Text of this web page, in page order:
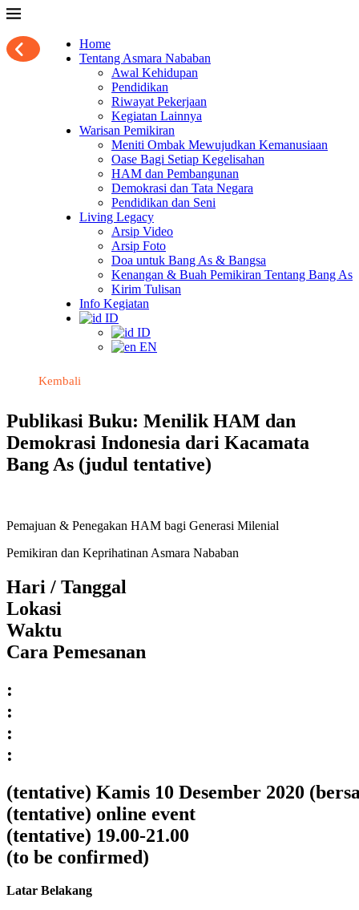
Home
Tentang Asmara Nababan
Awal Kehidupan
Pendidikan
Riwayat Pekerjaan
Kegiatan Lainnya
Warisan Pemikiran
Meniti Ombak Mewujudkan Kemanusiaan
Oase Bagi Setiap Kegelisahan
HAM dan Pembangunan
Demokrasi dan Tata Negara
Pendidikan dan Seni
Living Legacy
Arsip Video
Arsip Foto
Doa untuk Bang As & Bangsa
Kenangan & Buah Pemikiran Tentang Bang As
Kirim Tulisan
Info Kegiatan
ID
ID
EN
Kembali
Publikasi Buku: Menilik HAM dan
Demokrasi Indonesia dari Kacamata
Bang As (judul tentative)
Pemajuan & Penegakan HAM bagi Generasi Milenial
Pemikiran dan Keprihatinan Asmara Nababan
Hari / Tanggal
Lokasi
Waktu
Cara Pemesanan
:
:
:
:
(tentative) Kamis 10 Desember 2020
(tentative) online event
(tentative) 19.00-21.00
(to be confirmed)
Latar Belakang